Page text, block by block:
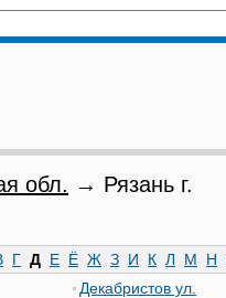
обл. → Рязань г.
Г Д Е Ё Ж З И К Л М Н
Декабристов ул.